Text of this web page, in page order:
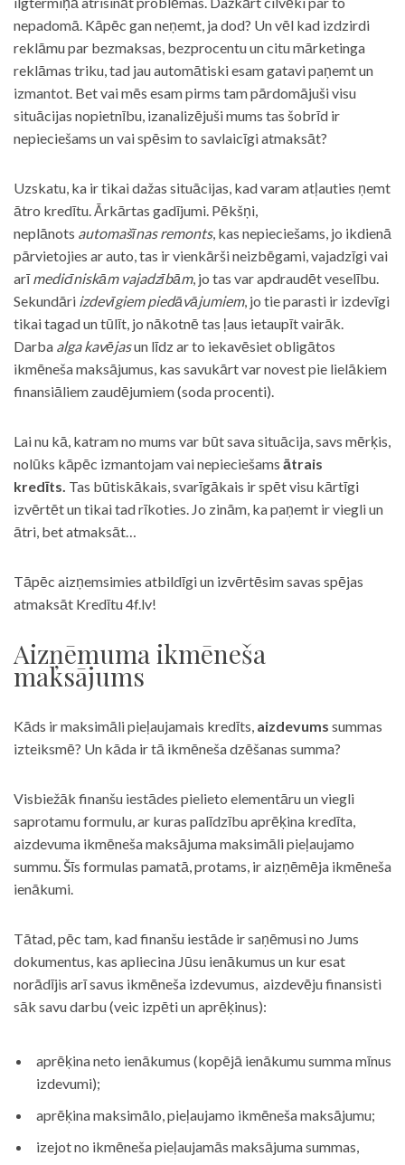
nepadomā. Kāpēc gan neņemt, ja dod? Un vēl kad izdzirdi
reklāmu par bezmaksas, bezprocentu un citu mārketinga
reklāmas triku, tad jau automātiski esam gatavi paņemt un
izmantot. Bet vai mēs esam pirms tam pārdomājuši visu
situācijas nopietnību, izanalizējuši mums tas šobrīd ir
nepieciešams un vai spēsim to savlaicīgi atmaksāt?
Uzskatu, ka ir tikai dažas situācijas, kad varam atļauties ņemt
ātro kredītu. Ārkārtas gadījumi. Pēkšņi,
neplānots automašīnas remonts, kas nepieciešams, jo ikdienā
pārvietojies ar auto, tas ir vienkārši neizbēgami, vajadzīgi vai
arīmedicīniskām vajadzībām, jo tas var apdraudēt veselību.
Sekundāri izdevīgiem piedāvājumiem, jo tie parasti ir izdevīgi
tikai tagad un tūlīt, jo nākotnē tas ļaus ietaupīt vairāk.
Darba alga kavējasun līdz ar to iekavēsiet obligātos
ikmēneša maksājumus, kas savukārt var novest pie lielākiem
finansiāliem zaudējumiem (soda procenti).
Lai nu kā, katram no mums var būt sava situācija, savs mērķis,
nolūks kāpēc izmantojam vai nepieciešams ātrais
kredīts. Tas būtiskākais, svarīgākais ir spēt visu kārtīgi
izvērtēt un tikai tad rīkoties. Jo zinām, ka paņemt ir viegli un
ātri, bet atmaksāt…
Tāpēc aizņemsimies atbildīgi un izvērtēsim savas spējas
atmaksāt Kredītu 4f.lv!
Aizņēmuma ikmēneša
maksājums
Kāds ir maksimāli pieļaujamais kredīts, aizdevums summas
izteiksmē? Un kāda ir tā ikmēneša dzēšanas summa?
Visbiežāk finanšu iestādes pielieto elementāru un viegli
saprotamu formulu, ar kuras palīdzību aprēķina kredīta,
aizdevuma ikmēneša maksājuma maksimāli pieļaujamo
summu. Šīs formulas pamatā, protams, ir aizņēmēja ikmēneša
ienākumi.
Tātad, pēc tam, kad finanšu iestāde ir saņēmusi no Jums
dokumentus, kas apliecina Jūsu ienākumus un kur esat
norādījis arī savus ikmēneša izdevumus, aizdevēju finansisti
sāk savu darbu (veic izpēti un aprēķinus):
aprēķina neto ienākumus (kopējā ienākumu summa mīnus
izdevumi);
aprēķina maksimālo, pieļaujamo ikmēneša maksājumu;
izejot no ikmēneša pieļaujamās maksājuma summas,